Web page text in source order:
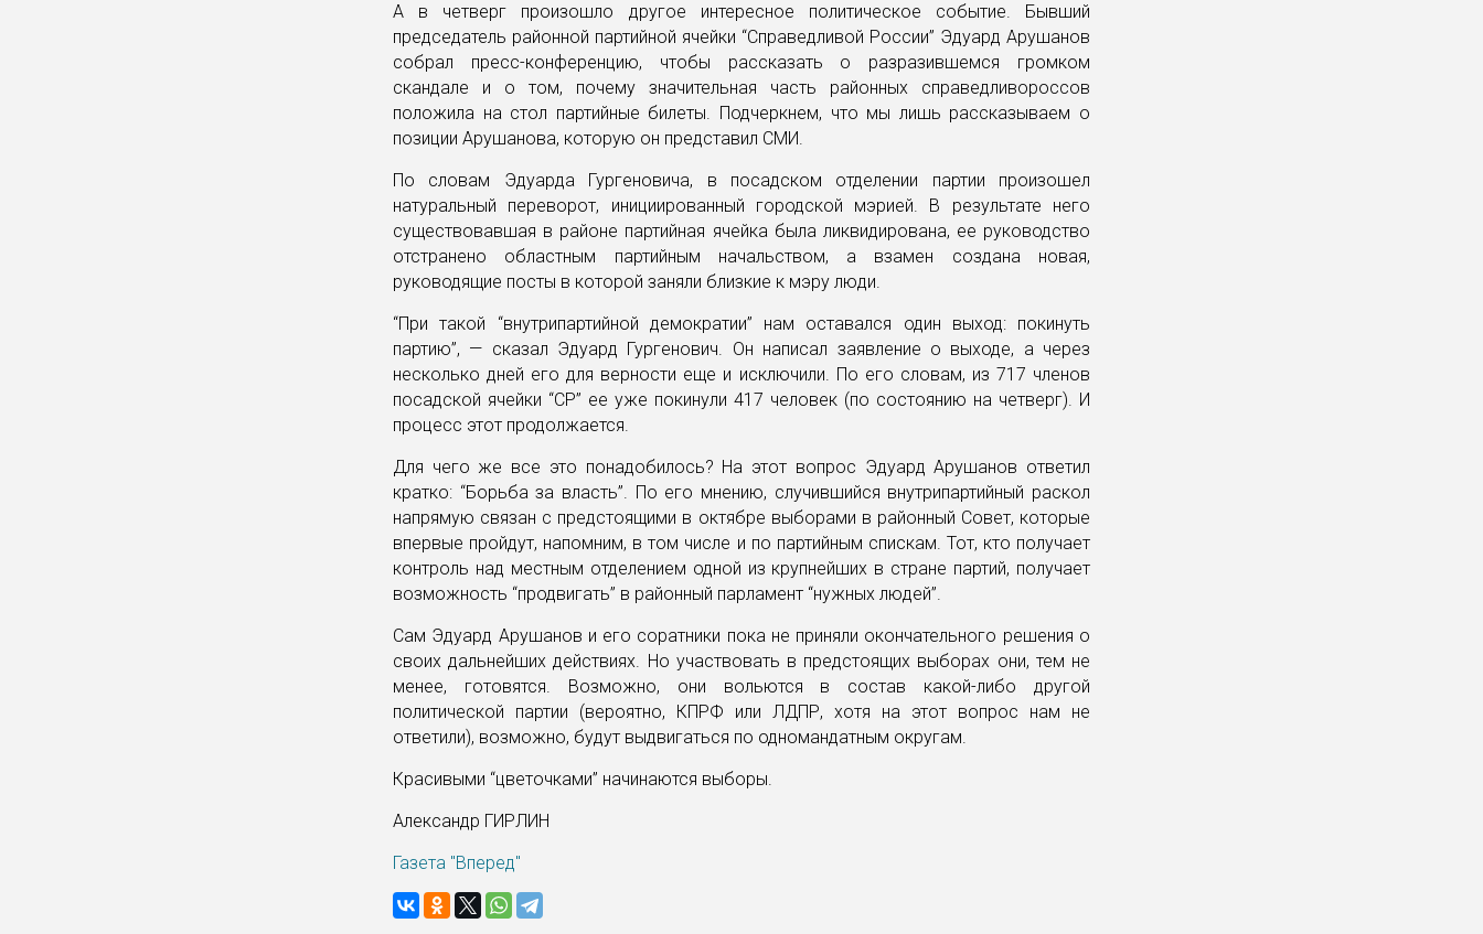
А в четверг произошло другое интересное политическое событие. Бывший
председатель районной партийной ячейки “Справедливой России” Эдуард Арушанов
собрал пресс-конференцию, чтобы рассказать о разразившемся громком
скандале и о том, почему значительная часть районных справедливороссов
положила на стол партийные билеты. Подчеркнем, что мы лишь рассказываем о
позиции Арушанова, которую он представил СМИ.
По словам Эдуарда Гургеновича, в посадском отделении партии произошел
натуральный переворот, инициированный городской мэрией. В результате него
существовавшая в районе партийная ячейка была ликвидирована, ее руководство
отстранено областным партийным начальством, а взамен создана новая,
руководящие посты в которой заняли близкие к мэру люди.
“При такой “внутрипартийной демократии” нам оставался один выход: покинуть
партию”, — сказал Эдуард Гургенович. Он написал заявление о выходе, а через
несколько дней его для верности еще и исключили. По его словам, из 717 членов
посадской ячейки “СР” ее уже покинули 417 человек (по состоянию на четверг). И
процесс этот продолжается.
Для чего же все это понадобилось? На этот вопрос Эдуард Арушанов ответил
кратко: “Борьба за власть”. По его мнению, случившийся внутрипартийный раскол
напрямую связан с предстоящими в октябре выборами в районный Совет, которые
впервые пройдут, напомним, в том числе и по партийным спискам. Тот, кто получает
контроль над местным отделением одной из крупнейших в стране партий, получает
возможность “продвигать” в районный парламент “нужных людей”.
Сам Эдуард Арушанов и его соратники пока не приняли окончательного решения о
своих дальнейших действиях. Но участвовать в предстоящих выборах они, тем не
менее, готовятся. Возможно, они вольются в состав какой-либо другой
политической партии (вероятно, КПРФ или ЛДПР, хотя на этот вопрос нам не
ответили), возможно, будут выдвигаться по одномандатным округам.
Красивыми “цветочками” начинаются выборы.
Александр ГИРЛИН
Газета "Вперед"